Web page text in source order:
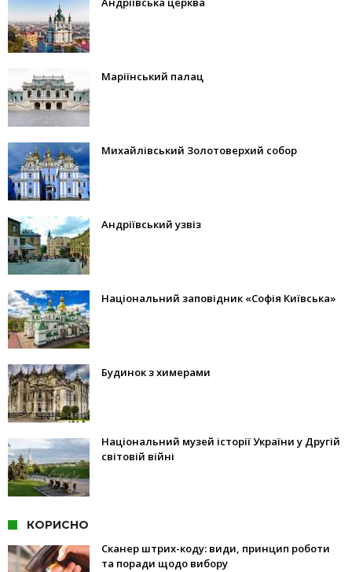
Маріїнський палац
Михайлівський Золотоверхий собор
Андріївський узвіз
Національний заповідник «Софія Київська»
Будинок з химерами
Національний музей історії України у Другій
світовій війні
КОРИСНО
Сканер штрих-коду: види, принцип роботи
та поради щодо вибору